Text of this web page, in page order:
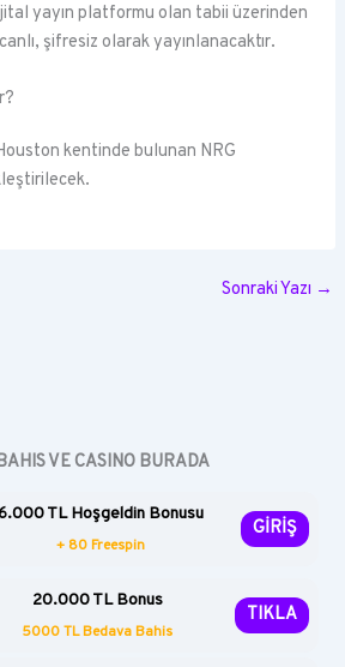
yayın platformu olan tabii üzerinden
şifresiz olarak yayınlanacaktır.
kentinde bulunan NRG
Sonraki Yazı →
VE CASINO BURADA
TL Hoşgeldin Bonusu
+ 80 Freespin
GİRİŞ
20.000 TL Bonus
5000 TL Bedava Bahis
TIKLA